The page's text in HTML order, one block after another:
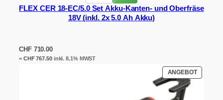
FLEX CER 18-EC/5.0 Set Akku-Kanten- und Oberfräse
18V (inkl. 2x 5.0 Ah Akku)
CHF710.00
= CHF767.50inkl. 8.1% MWST
ANGEBOT
IM